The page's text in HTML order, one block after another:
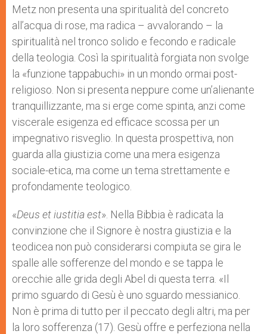
Metz non presenta una spiritualità del concreto
all’acqua di rose, ma radica – avvalorando – la
spiritualità nel tronco solido e fecondo e radicale
della teologia. Così la spiritualità forgiata non svolge
la «funzione tappabuchi» in un mondo ormai post-
religioso. Non si presenta neppure come un’alienante
tranquillizzante, ma si erge come spinta, anzi come
viscerale esigenza ed efficace scossa per un
impegnativo risveglio. In questa prospettiva, non
guarda alla giustizia come una mera esigenza
sociale-etica, ma come un tema strettamente e
profondamente teologico.
«Deus et iustitia est». Nella Bibbia è radicata la
convinzione che il Signore è nostra giustizia e la
teodicea non può considerarsi compiuta se gira le
spalle alle sofferenze del mondo e se tappa le
orecchie alle grida degli Abel di questa terra. «Il
primo sguardo di Gesù è uno sguardo messianico.
Non è prima di tutto per il peccato degli altri, ma per
la loro sofferenza (17). Gesù offre e perfeziona nella